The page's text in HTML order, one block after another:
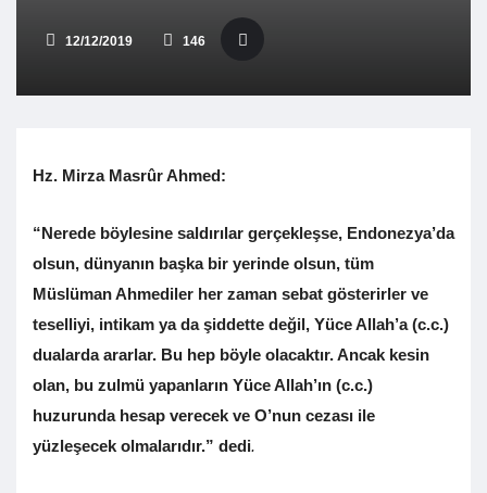
12/12/2019 146
Hz. Mirza Masrûr Ahmed:
“Nerede böylesine saldırılar gerçekleşse, Endonezya’da
olsun, dünyanın başka bir yerinde olsun, tüm
Müslüman Ahmediler her zaman sebat gösterirler ve
teselliyi, intikam ya da şiddette değil, Yüce Allah’a (c.c.)
dualarda ararlar. Bu hep böyle olacaktır. Ancak kesin
olan, bu zulmü yapanların Yüce Allah’ın (c.c.)
huzurunda hesap verecek ve O’nun cezası ile
yüzleşecek olmalarıdır.” dedi.